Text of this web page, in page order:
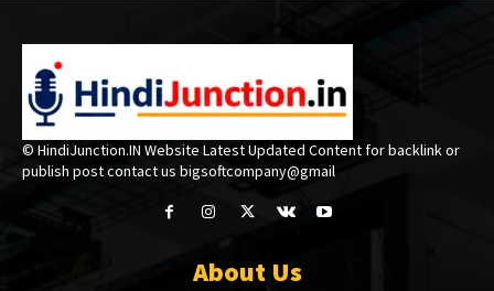
© HindiJunction.IN Website Latest Updated Content for backlink or
publish post contact us bigsoftcompany@gmail
About Us